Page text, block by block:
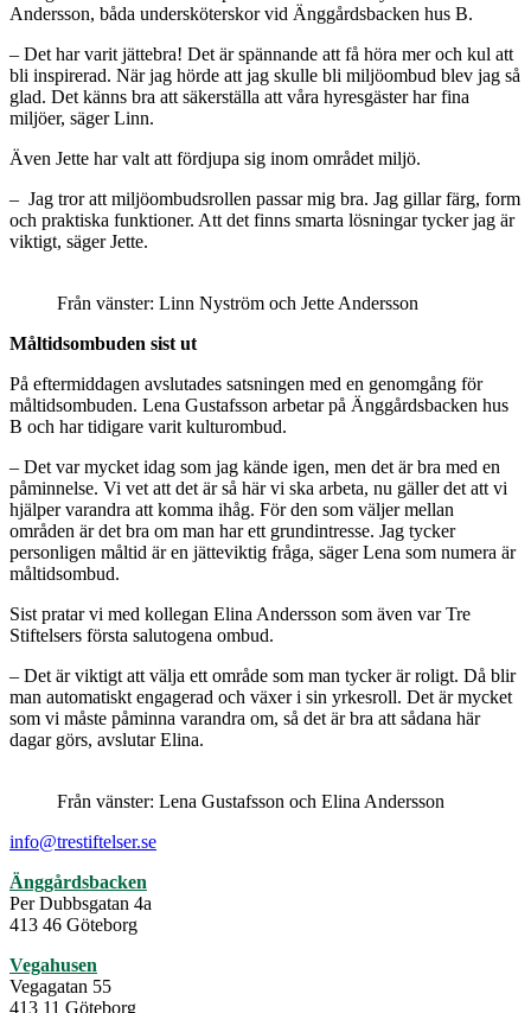
Andersson, båda undersköterskor vid Änggårdsbacken hus B.
– Det har varit jättebra! Det är spännande att få höra mer och kul att
bli inspirerad. När jag hörde att jag skulle bli miljöombud blev jag så
glad. Det känns bra att säkerställa att våra hyresgäster har fina
miljöer, säger Linn.
Även Jette har valt att fördjupa sig inom området miljö.
– Jag tror att miljöombudsrollen passar mig bra. Jag gillar färg, form
och praktiska funktioner. Att det finns smarta lösningar tycker jag är
viktigt, säger Jette.
Från vänster: Linn Nyström och Jette Andersson
Måltidsombuden sist ut
På eftermiddagen avslutades satsningen med en genomgång för
måltidsombuden. Lena Gustafsson arbetar på Änggårdsbacken hus
B och har tidigare varit kulturombud.
– Det var mycket idag som jag kände igen, men det är bra med en
påminnelse. Vi vet att det är så här vi ska arbeta, nu gäller det att vi
hjälper varandra att komma ihåg. För den som väljer mellan
områden är det bra om man har ett grundintresse. Jag tycker
personligen måltid är en jätteviktig fråga, säger Lena som numera är
måltidsombud.
Sist pratar vi med kollegan Elina Andersson som även var Tre
Stiftelsers första salutogena ombud.
– Det är viktigt att välja ett område som man tycker är roligt. Då blir
man automatiskt engagerad och växer i sin yrkesroll. Det är mycket
som vi måste påminna varandra om, så det är bra att sådana här
dagar görs, avslutar Elina.
Från vänster: Lena Gustafsson och Elina Andersson
info@trestiftelser.se
Änggårdsbacken
Per Dubbsgatan 4a
413 46 Göteborg
Vegahusen
Vegagatan 55
413 11 Göteborg